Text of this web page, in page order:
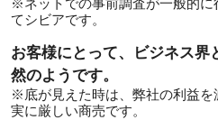
※ネットでの事前調査が一般的に
てシビアです。
お客様にとって、ビジネス界
然のようです。
※底が見えた時は、弊社の利益を
実に厳しい商売です。